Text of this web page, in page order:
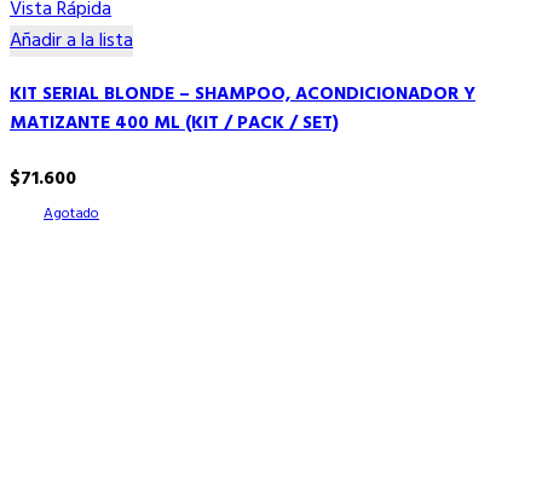
Vista Rápida
Añadir a la lista
KIT SERIAL BLONDE – SHAMPOO, ACONDICIONADOR Y
MATIZANTE 400 ML (KIT / PACK / SET)
$71.600
Agotado